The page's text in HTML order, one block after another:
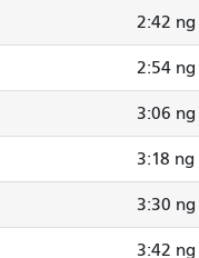
2:42
2:54
3:06
3:18
3:30
3:42